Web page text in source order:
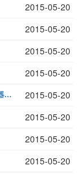
2015-05-20
2015-05-20
2015-05-20
2015-05-20
舟山打造国内首个海洋输电研究基地 要开发水下机器人技术... 2015-05-20
2015-05-20
2015-05-20
2015-05-20